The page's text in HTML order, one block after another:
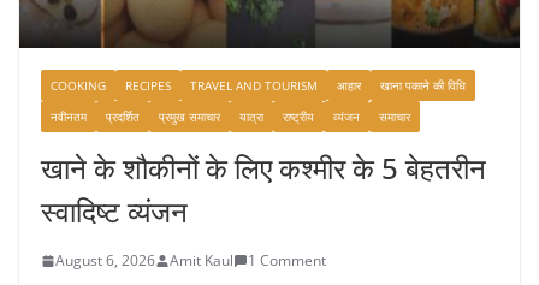
COOKING RECIPES TRAVEL AND TOURISM आहार
खाना पकाने की विधि
नवीनतम
प्रदर्शित प्रमुख समाचार यात्रा राष्ट्रीय व्यंजन समाचार
खाने के शौकीनों के लिए कश्मीर के 5 बेहतरीन
स्वादिष्ट व्यंजन
August 6, 2026 Amit Kaul 1 Comment